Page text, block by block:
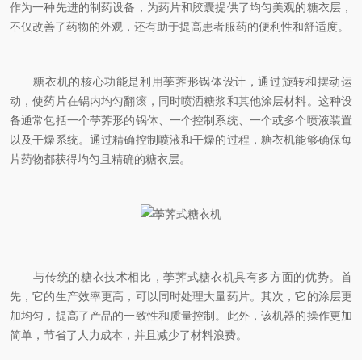
作为一种先进的制药设备，为药片和胶囊提供了均匀美观的糖衣层，
不仅改善了药物的外观，还有助于提高患者服药的便利性和舒适度。
糖衣机的核心功能是利用荸荠形锅体设计，通过旋转和摆动运
动，使药片在锅内均匀翻滚，同时喷洒糖浆和其他涂层材料。这种设
备通常包括一个荸荠形的锅体、一个控制系统、一个或多个喷液装置
以及干燥系统。通过精确控制喷液和干燥的过程，糖衣机能够确保每
片药物都获得均匀且精确的糖衣层。
与传统的糖衣技术相比，荸荠式糖衣机具有多方面的优势。首
先，它的生产效率更高，可以同时处理大量药片。其次，它的涂层更
加均匀，提高了产品的一致性和质量控制。此外，该机器的操作更加
简单，节省了人力成本，并且减少了材料浪费。